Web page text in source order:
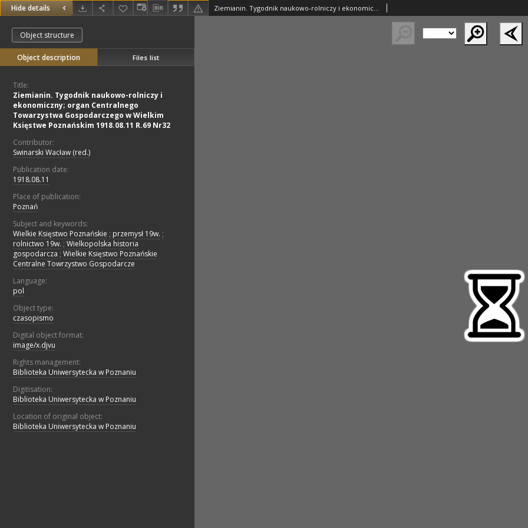
Hide details Ziemianin. Tygodnik naukowo-rolniczy i ekonomiczny; organ Centralnego Towarzystwa Gospodarczego w Wielkim Księstwe Poznańskim 1918.08.11 R.69 Nr32
Object structure
Object description Files list
Title:
Ziemianin. Tygodnik naukowo-rolniczy i
ekonomiczny; organ Centralnego
Towarzystwa Gospodarczego w Wielkim
Księstwe Poznańskim 1918.08.11 R.69 Nr32
Contributor:
Swinarski Wacław (red.)
Publication date:
1918.08.11
Place of publication:
Poznań
Subject and keywords:
Wielkie Księstwo Poznańskie ; przemysł 19w. ;
rolnictwo 19w. ; Wielkopolska historia
gospodarcza ; Wielkie Księstwo Poznańskie
Centralne Towrzystwo Gospodarcze
Language:
pol
Object type:
czasopismo
Digital object format:
image/x.djvu
Rights management:
Biblioteka Uniwersytecka w Poznaniu
Digitisation:
Biblioteka Uniwersytecka w Poznaniu
Location of original object:
Biblioteka Uniwersytecka w Poznaniu